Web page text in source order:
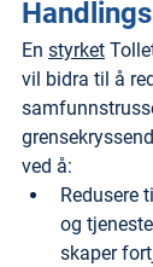
En styrket
vil bidra til å
ved å:
Redusere
og
skaper